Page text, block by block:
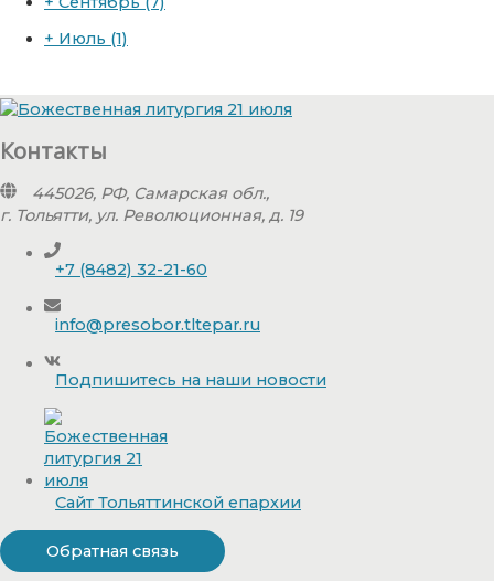
+ Июль (1)
Контакты
445026, РФ, Самарская обл.,
г. Тольятти, ул. Революционная, д. 19
+7 (8482) 32-21-60
info@presobor.tltepar.ru
Подпишитесь на наши новости
Сайт Тольяттинской епархии
Обратная связь